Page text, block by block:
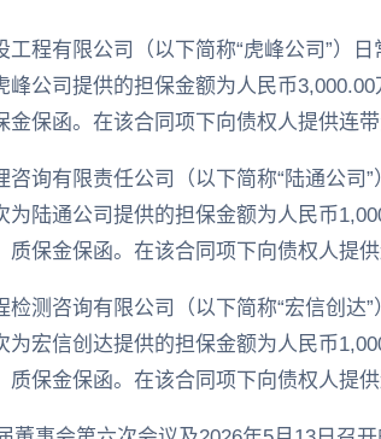
程有限公司（以下简称“虎峰公司”）
公司提供的担保金额为人民币
保函。在该合同项下向债权人提供连
询有限责任公司（以下简称“陆通公司
陆通公司提供的担保金额为人民币
保金保函。在该合同项下向债权人提
测咨询有限公司（以下简称“宏信创达
宏信创达提供的担保金额为人民币
保金保函。在该合同项下向债权人提